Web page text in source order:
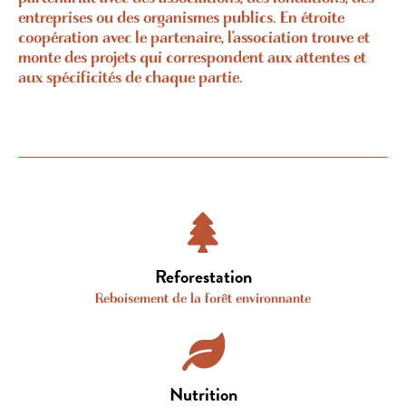
entreprises ou des organismes publics. En étroite
coopération avec le partenaire, l’association trouve et
monte des projets qui correspondent aux attentes et
aux spécificités de chaque partie.
Reforestation
Reboisement de la forêt environnante
Nutrition